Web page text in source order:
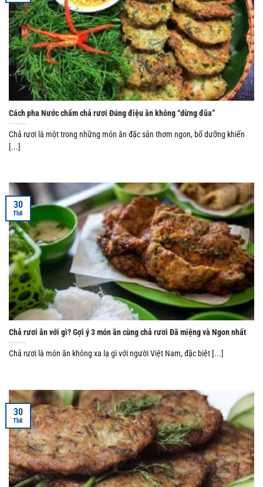
Cách pha Nước chấm chả rươi Đúng điệu ăn không “dừng đũa”
Chả rươi là một trong những món ăn đặc sản thơm ngon, bổ dưỡng khiến
[...]
Chả rươi ăn với gì? Gợi ý 3 món ăn cùng chả rươi Đã miệng và Ngon nhất
Chả rươi là món ăn không xa lạ gì với người Việt Nam, đặc biệt [...]
30
Th8
30
Th8